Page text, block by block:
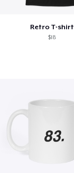
Retro T-shirt
$18